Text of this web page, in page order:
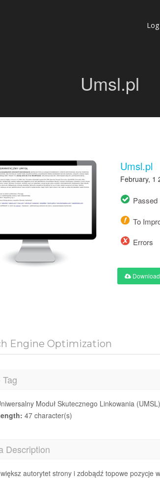
Umsl.pl
Umsl.pl
February, 1
Passed
To
Errors
Engine Optimization
Moduł Skutecznego Linkowania (UMSL)
47 character(s)
Description
autorytet strony i zdobądź topowe pozycje